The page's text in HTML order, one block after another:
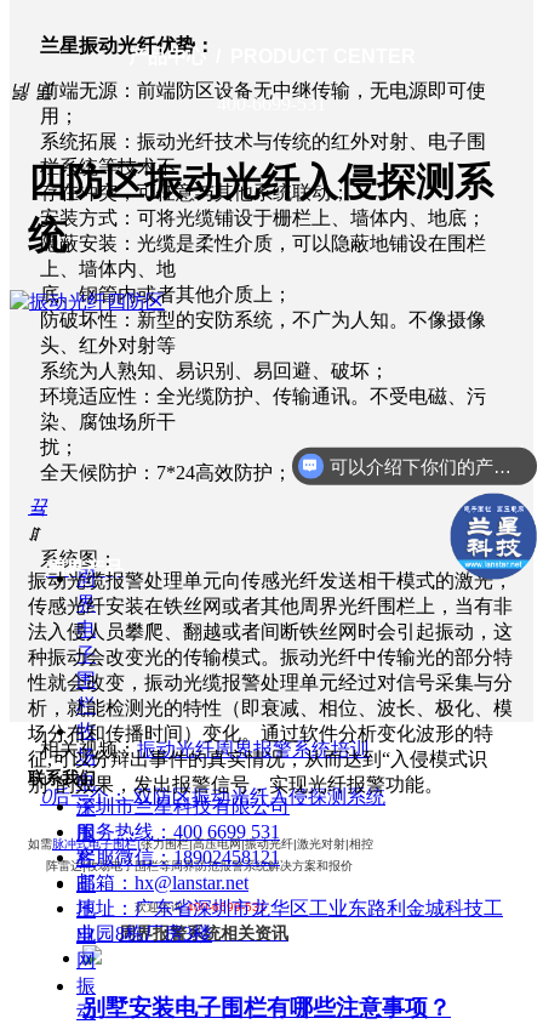
兰星振动光纤优势：
前端无源：前端防区设备无中继传输，无电源即可使
用；
系统拓展：振动光纤技术与传统的红外对射、电子围
栏系统等技术不
存在冲突，可任意与其他系统联动；
安装方式：可将光缆铺设于栅栏上、墙体内、地底；
隐蔽安装：光缆是柔性介质，可以隐蔽地铺设在围栏
上、墙体内、地
底、钢管内或者其他介质上；
防破坏性：新型的安防系统，不广为人知。不像摄像
头、红外对射等
系统为人熟知、易识别、易回避、破坏；
环境适应性：全光缆防护、传输通讯。不受电磁、污
染、腐蚀场所干
扰；
全天候防护：7*24高效防护；
系统图：
相关视频：振动光纤周界报警系统培训
ꄲ后一个： 双防区振动光纤入侵探测系统
如需脉冲式电子围栏|张力围栏|高压电网|振动光纤|激光对射|相控
阵雷达|牧场电子围栏等周界防范报警系统解决方案和报价
欢迎咨询400-6699-531
周界报警系统相关资讯
别墅安装电子围栏有哪些注意事项？
产品中心 / PRODUCT CENTER
400-6699-531
넳 넲
四防区振动光纤入侵探测系
统
끀
ꁲ
周
界
电
子
围
栏
牧
场
电
子
围
栏
高
压
电
网
振
动
周界产品
振动光缆报警处理单元向传感光纤发送相干模式的激光，
传感光纤安装在铁丝网或者其他周界光纤围栏上，当有非
法入侵人员攀爬、翻越或者间断铁丝网时会引起振动，这
种振动会改变光的传输模式。振动光纤中传输光的部分特
性就会改变，振动光缆报警处理单元经过对信号采集与分
析，就能检测光的特性（即衰减、相位、波长、极化、模
场分布和传播时间）变化。通过软件分析变化波形的特
征,可以分辩出事件的真实情况，从而达到“入侵模式识
别”的效果，发出报警信号，实现光纤报警功能。
联系我们
深圳市兰星科技有限公司
服务热线： 400 6699 531
客服微信：18902458121
邮箱： hx@lanstar.net
地址： 广东省深圳市龙华区工业东路利金城科技工
业园8栋厂房3楼
可以介绍下你们的产品么？